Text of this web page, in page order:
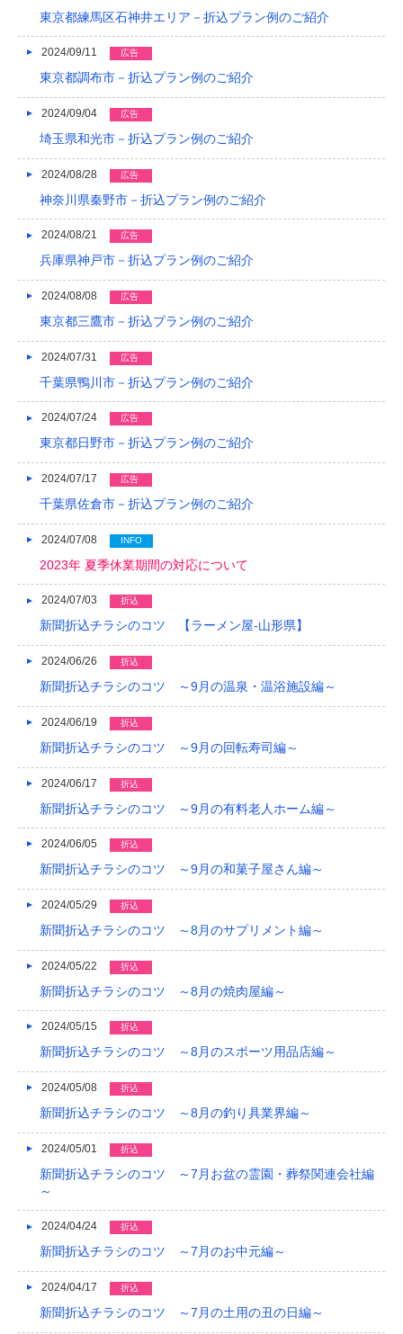
東京都練馬区石神井エリア－折込プラン例のご紹介
2024/09/11 広告
東京都調布市－折込プラン例のご紹介
2024/09/04 広告
埼玉県和光市－折込プラン例のご紹介
2024/08/28 広告
神奈川県秦野市－折込プラン例のご紹介
2024/08/21 広告
兵庫県神戸市－折込プラン例のご紹介
2024/08/08 広告
東京都三鷹市－折込プラン例のご紹介
2024/07/31 広告
千葉県鴨川市－折込プラン例のご紹介
2024/07/24 広告
東京都日野市－折込プラン例のご紹介
2024/07/17 広告
千葉県佐倉市－折込プラン例のご紹介
2024/07/08 INFO
2023年 夏季休業期間の対応について
2024/07/03 折込
新聞折込チラシのコツ 【ラーメン屋-山形県】
2024/06/26 折込
新聞折込チラシのコツ ～9月の温泉・温浴施設編～
2024/06/19 折込
新聞折込チラシのコツ ～9月の回転寿司編～
2024/06/17 折込
新聞折込チラシのコツ ～9月の有料老人ホーム編～
2024/06/05 折込
新聞折込チラシのコツ ～9月の和菓子屋さん編～
2024/05/29 折込
新聞折込チラシのコツ ～8月のサプリメント編～
2024/05/22 折込
新聞折込チラシのコツ ～8月の焼肉屋編～
2024/05/15 折込
新聞折込チラシのコツ ～8月のスポーツ用品店編～
2024/05/08 折込
新聞折込チラシのコツ ～8月の釣り具業界編～
2024/05/01 折込
新聞折込チラシのコツ ～7月お盆の霊園・葬祭関連会社編
～
2024/04/24 折込
新聞折込チラシのコツ ～7月のお中元編～
2024/04/17 折込
新聞折込チラシのコツ ～7月の土用の丑の日編～